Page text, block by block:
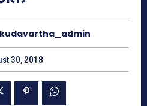
30, 2018